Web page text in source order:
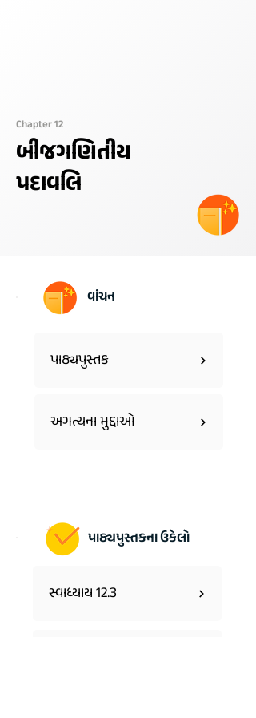
Chapter 12
બીજગણિતીય
પદાવલિ
પાઠ્યપુસ્તક
અગત્યના મુદ્દાઓ
પાઠ્યપુસ્તકના ઉકેલો
સ્વાધ્યાય 12.3
વાંચન